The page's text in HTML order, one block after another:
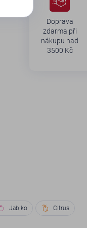
Doprava
zdarma při
nákupu nad
3500 Kč
Jablko Citrus